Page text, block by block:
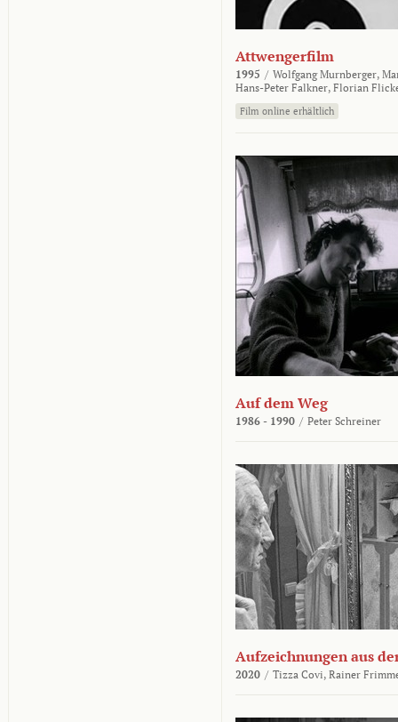
Attwengerfilm
1995 / Wolfgang Murnberger,
Hans-Peter Falkner, Florian
Film online erhältlich
Auf dem Weg
1986 - 1990 / Peter Schreiner
Aufzeichnungen aus
2020 / Tizza Covi, Rainer